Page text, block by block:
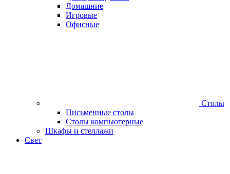
Домашние
Игровые
Офисные
Столы
Письменные столы
Столы компьютерные
Шкафы и стеллажи
Свет